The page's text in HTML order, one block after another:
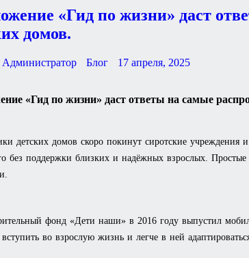
«Гид по жизни» даст
домов.
Администратор Блог 17 апреля, 2025
«Гид по жизни» даст ответы на самые
детских домов скоро покинут сиротские учреждения
без поддержки близких и надёжных взрослых.
фонд «Дети наши» в 2016 году выпустил
во взрослую жизнь и легче в ней